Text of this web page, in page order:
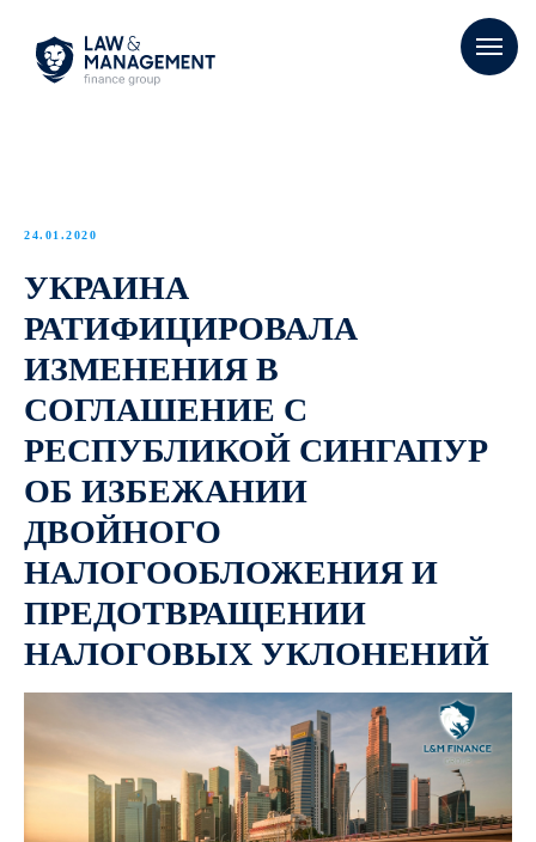
24.01.2020
УКРАИНА
РАТИФИЦИРОВАЛА
ИЗМЕНЕНИЯ В
СОГЛАШЕНИЕ С
РЕСПУБЛИКОЙ СИНГАПУР
ОБ ИЗБЕЖАНИИ
ДВОЙНОГО
НАЛОГООБЛОЖЕНИЯ И
ПРЕДОТВРАЩЕНИИ
НАЛОГОВЫХ УКЛОНЕНИЙ